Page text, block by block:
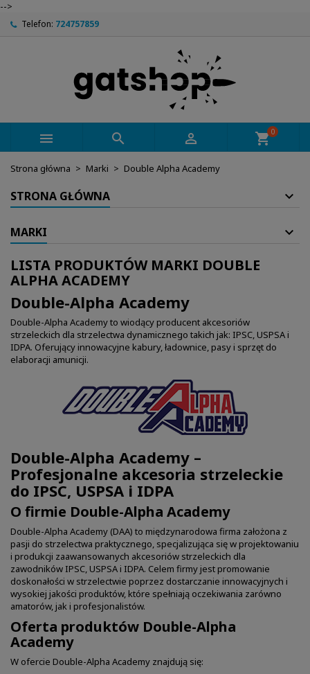
-->
Telefon: 724757859
   shopping_cart0
Strona główna Marki Double Alpha Academy
STRONA GŁÓWNA
MARKI
LISTA PRODUKTÓW MARKI DOUBLE
ALPHA ACADEMY
Double-Alpha Academy
Double-Alpha Academy to wiodący producent akcesoriów
strzeleckich dla strzelectwa dynamicznego takich jak: IPSC, USPSA i
IDPA. Oferujący innowacyjne kabury, ładownice, pasy i sprzęt do
elaboracji amunicji.
Double-Alpha Academy –
Profesjonalne akcesoria strzeleckie
do IPSC, USPSA i IDPA
O firmie Double-Alpha Academy
Double-Alpha Academy (DAA) to międzynarodowa firma założona z
pasji do strzelectwa praktycznego, specjalizująca się w projektowaniu
i produkcji zaawansowanych akcesoriów strzeleckich dla
zawodników IPSC, USPSA i IDPA. Celem firmy jest promowanie
doskonałości w strzelectwie poprzez dostarczanie innowacyjnych i
wysokiej jakości produktów, które spełniają oczekiwania zarówno
amatorów, jak i profesjonalistów.
Oferta produktów Double-Alpha
Academy
W ofercie Double-Alpha Academy znajdują się: